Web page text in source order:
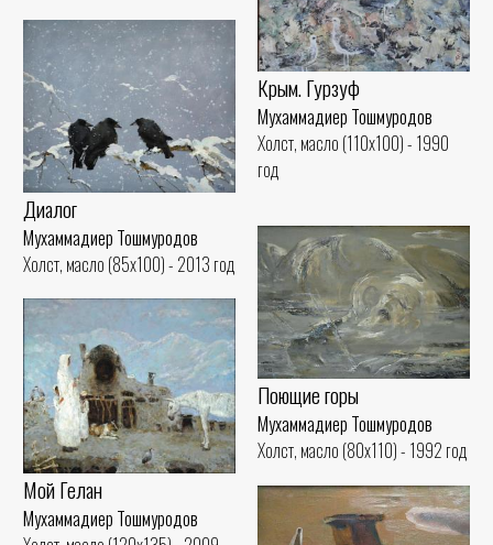
Крым. Гурзуф
Мухаммадиер Тошмуродов
Холст, масло (110x100) - 1990
год
Диалог
Мухаммадиер Тошмуродов
Холст, масло (85x100) - 2013 год
Поющие горы
Мухаммадиер Тошмуродов
Холст, масло (80x110) - 1992 год
Мой Гелан
Мухаммадиер Тошмуродов